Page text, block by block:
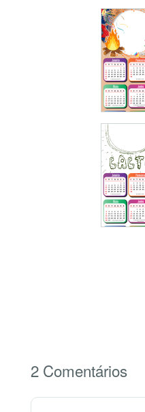
2 Comentários